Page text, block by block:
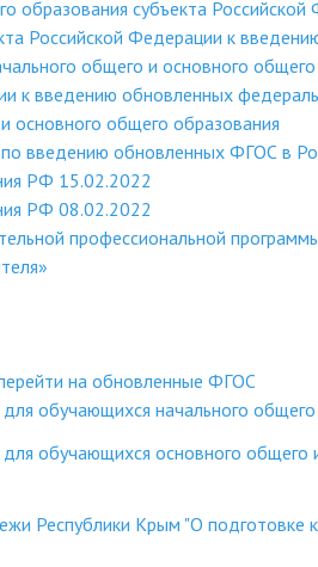
образования субъекта Российской
Российской Федерации к
общего и основного
к введению обновленных
основного общего образования
введению обновленных ФГОС в
РФ 15.02.2022
РФ 08.02.2022
профессиональной
на обновленные ФГОС
обучающихся начального
обучающихся основного общего
Республики Крым "О